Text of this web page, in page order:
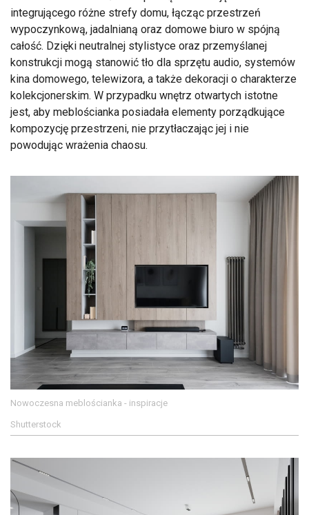
integrującego różne strefy domu, łącząc przestrzeń
wypoczynkową, jadalnianą oraz domowe biuro w spójną
całość. Dzięki neutralnej stylistyce oraz przemyślanej
konstrukcji mogą stanowić tło dla sprzętu audio, systemów
kina domowego, telewizora, a także dekoracji o charakterze
kolekcjonerskim. W przypadku wnętrz otwartych istotne
jest, aby meblościanka posiadała elementy porządkujące
kompozycję przestrzeni, nie przytłaczając jej i nie
powodując wrażenia chaosu.
Nowoczesna meblościanka - inspiracje
Shutterstock